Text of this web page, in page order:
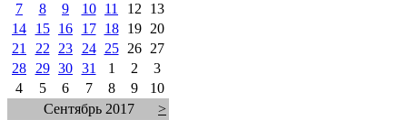
7 8 9 10 11 12
13
14
15 16 17 18 19
20
21
22 23 24 25 26
27
28
29 30 31 1 2
3
4
5 6 7 8 9
10
Сентябрь 2017
>